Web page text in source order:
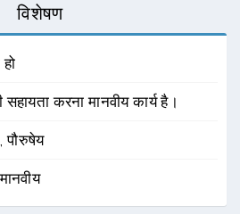
विशेषण
सहायता करना मानवीय कार्य है।
,पौरुषेय